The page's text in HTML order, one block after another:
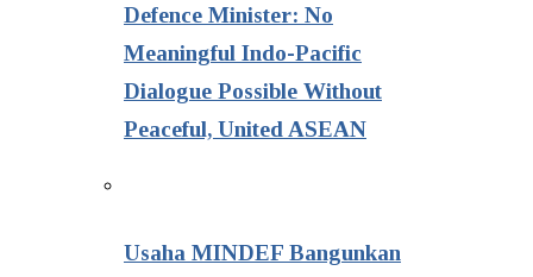
Defence Minister: No
Meaningful Indo-Pacific
Dialogue Possible Without
Peaceful, United ASEAN
Usaha MINDEF Bangunkan